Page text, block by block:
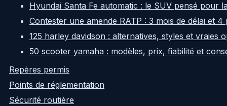
Hyundai Santa Fe automatic : le SUV pensé pour
Contester une amende RATP : 3 mois de délai et
125 harley davidson : alternatives, styles et vraies
50 scooter yamaha : modèles, prix, fiabilité et
Repères permis
Points de réglementation
Sécurité routière